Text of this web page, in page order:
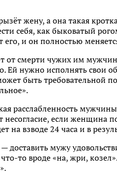
жену, а она такая
себя, как быковатый
и он полностью
смерти чужих им
Ей нужно исполнять свои
быть требовательной
расслабленность
несогласие, если женщина
взводе 24 часа и в
доставить мужу
то вроде «на, жри,